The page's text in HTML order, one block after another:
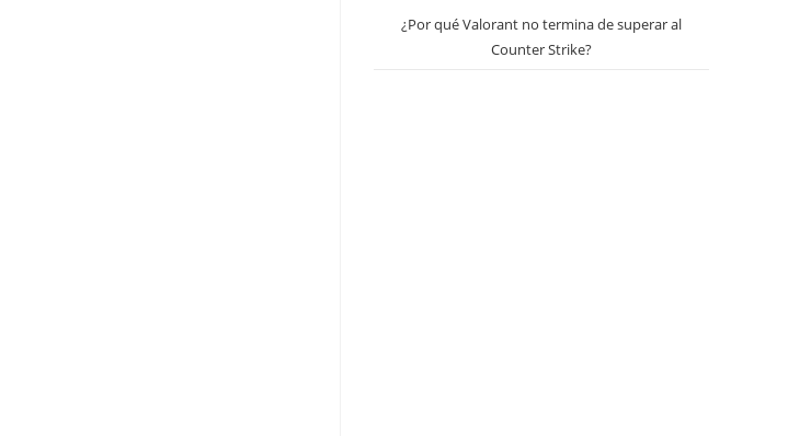
¿Por qué Valorant no termina de superar al
Counter Strike?